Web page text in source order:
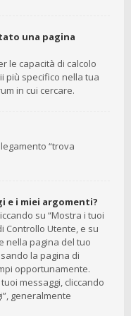
una pagina
le capacità di calcolo
più specifico nella tua
in cui cercare.
“trova
e i miei argomenti?
su “Mostra i tuoi
Controllo Utente, e su
nella pagina del tuo
la pagina di
opportunamente.
messaggi, cliccando
generalmente